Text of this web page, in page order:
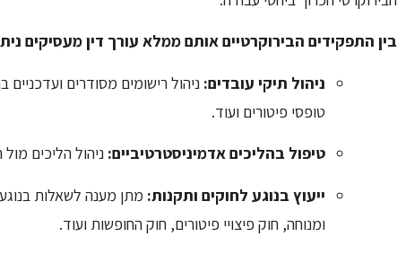
בין התפקידים הבירוקרטיים אותם ממלא עורך דין מעסיקים
ניהול תיקי עובדים: ניהול רישומים מסודרים
טופסי פיטורים ועוד.
טיפול בהליכים אדמיניסטרטיביים: ניהול הליכים
ייעוץ בנוגע לחוקים ותקנות: מתן מענה לשאלות בנוגע
ומנוחה, חוק פיצויי פיטורים, חוק החופשות ועוד.